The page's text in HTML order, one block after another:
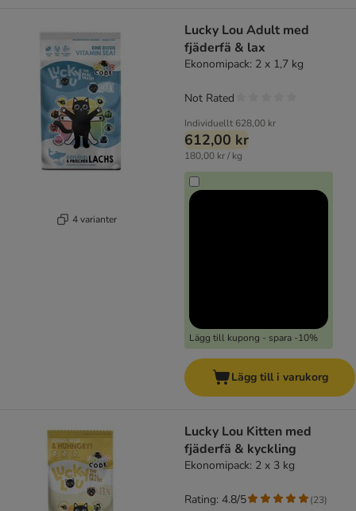
4 varianter
Lucky Lou Adult med
fjäderfä & lax
Ekonomipack: 2 x 1,7 kg
Individuellt 628,00 kr
612,00 kr
180,00 kr / kg
Lägg till kupong - spara -10%
Not Rated
Lägg till i varukorg
Lucky Lou Kitten med
fjäderfä & kyckling
Ekonomipack: 2 x 3 kg
Rating: 4.8/5 (23)